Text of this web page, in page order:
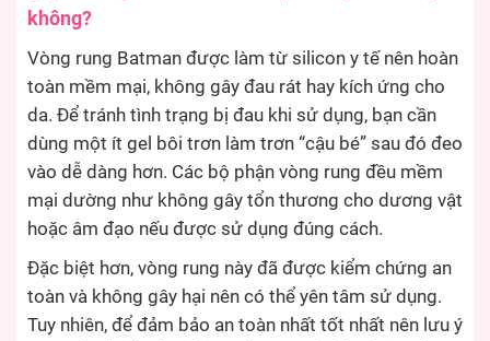
không?
Vòng rung Batman được làm từ silicon y tế nên hoàn
toàn mềm mại, không gây đau rát hay kích ứng cho
da. Để tránh tình trạng bị đau khi sử dụng, bạn cần
dùng một ít gel bôi trơn làm trơn “cậu bé” sau đó đeo
vào dễ dàng hơn. Các bộ phận vòng rung đều mềm
mại dường như không gây tổn thương cho dương vật
hoặc âm đạo nếu được sử dụng đúng cách.
Đặc biệt hơn, vòng rung này đã được kiểm chứng an
toàn và không gây hại nên có thể yên tâm sử dụng.
Tuy nhiên, để đảm bảo an toàn nhất tốt nhất nên lưu ý